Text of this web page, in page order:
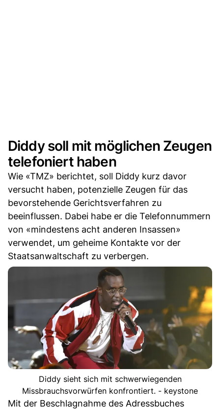
Diddy soll mit möglichen Zeugen
telefoniert haben
Wie «TMZ» berichtet, soll Diddy kurz davor
versucht haben, potenzielle Zeugen für das
bevorstehende Gerichtsverfahren zu
beeinflussen. Dabei habe er die Telefonnummern
von «mindestens acht anderen Insassen»
verwendet, um geheime Kontakte vor der
Staatsanwaltschaft zu verbergen.
Diddy sieht sich mit schwerwiegenden
Missbrauchsvorwürfen konfrontiert. - keystone
Mit der Beschlagnahme des Adressbuches